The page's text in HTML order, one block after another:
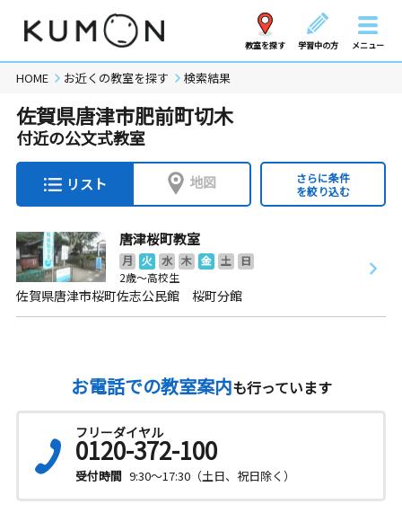
教室を探す 学習中の方 メニュー
HOME お近くの教室を探す 検索結果
佐賀県唐津市肥前町切木
付近の公文式教室
リスト 地図
さらに条件
を絞り込む
唐津桜町教室
月 火 水 木 金 土
日
2歳～高校生
佐賀県唐津市桜町佐志公民館 桜町分館
お電話での教室案内も行っています
フリーダイヤル
0120-372-100
受付時間 9:30～17:30（土日、祝日除く）